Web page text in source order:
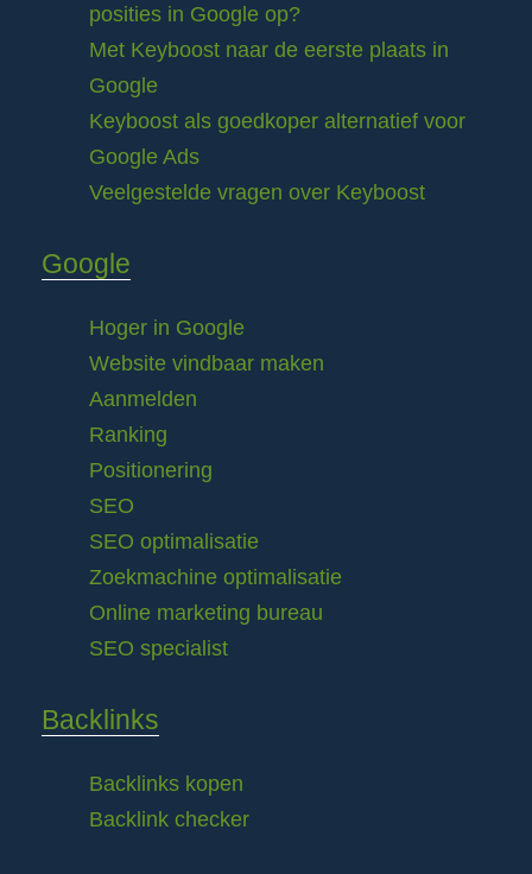
posities in Google op?
Met Keyboost naar de eerste plaats in
Google
Keyboost als goedkoper alternatief voor
Google Ads
Veelgestelde vragen over Keyboost
Google
Hoger in Google
Website vindbaar maken
Aanmelden
Ranking
Positionering
SEO
SEO optimalisatie
Zoekmachine optimalisatie
Online marketing bureau
SEO specialist
Backlinks
Backlinks kopen
Backlink checker